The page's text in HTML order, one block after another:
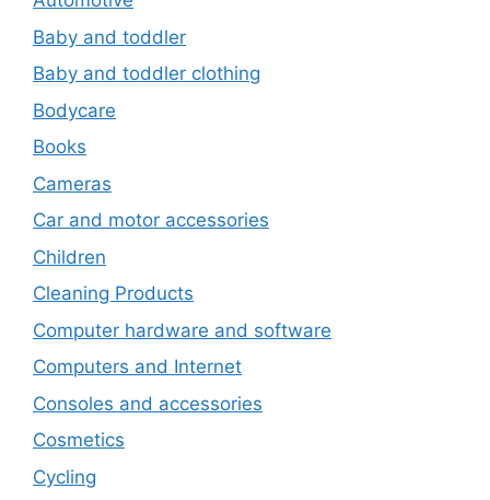
Baby and toddler
Baby and toddler clothing
Bodycare
Books
Cameras
Car and motor accessories
Children
Cleaning Products
Computer hardware and software
Computers and Internet
Consoles and accessories
Cosmetics
Cycling